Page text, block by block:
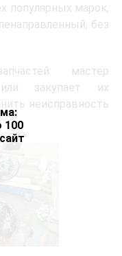
100
популярных марок,
без
мастер
закупает их
неисправность